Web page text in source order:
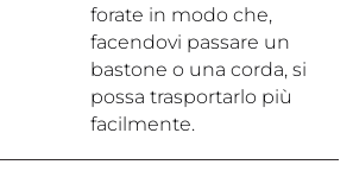
forate in modo che,
facendovi passare un
bastone o una corda, si
possa trasportarlo più
facilmente.